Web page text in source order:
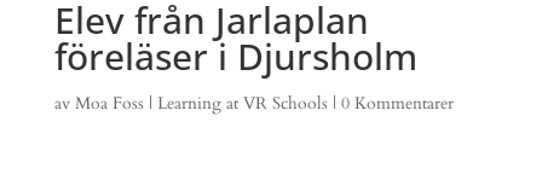
Elev från Jarlaplan
föreläser i Djursholm
av Moa Foss | Learning at VR Schools | 0 Kommentarer